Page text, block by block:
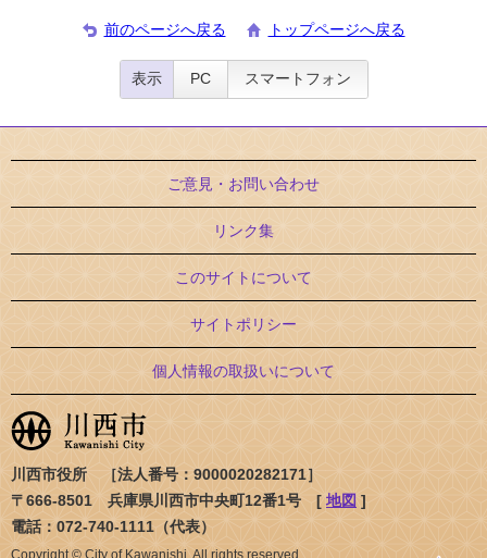
前のページへ戻る トップページへ戻る
表示 PC スマートフォン
ご意見・お問い合わせ
リンク集
このサイトについて
サイトポリシー
個人情報の取扱いについて
川西市役所 ［法人番号：9000020282171］
〒666-8501 兵庫県川西市中央町12番1号 [ 地図 ]
電話：072-740-1111（代表）
Copyright © City of Kawanishi. All rights reserved.